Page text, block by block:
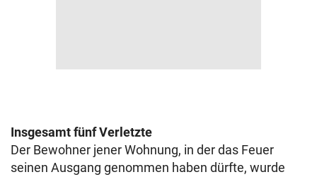
Insgesamt fünf Verletzte
Der Bewohner jener Wohnung, in der das Feuer
seinen Ausgang genommen haben dürfte, wurde